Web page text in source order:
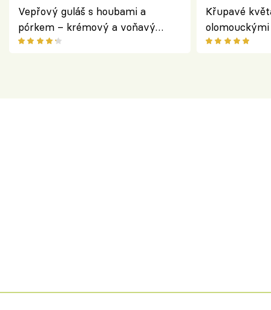
Vepřový guláš s houbami a
pórkem – krémový a voňavý
pokrm z jednoho hrnce
Křupavé
bezlepkový